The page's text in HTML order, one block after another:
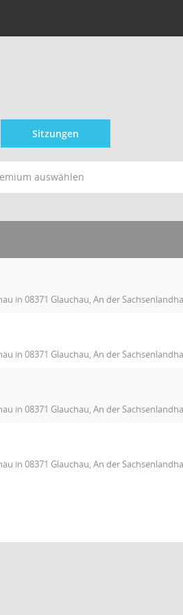
Sitzungen
auswählen
in 08371 Glauchau, An der
in 08371 Glauchau, An der
in 08371 Glauchau, An der
in 08371 Glauchau, An der